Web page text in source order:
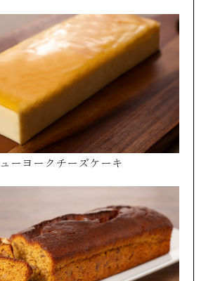
ーヨークチーズケーキ